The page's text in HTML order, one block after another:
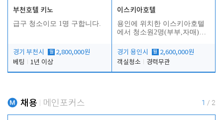
부천호텔 키노
급구 청소이모 1명 구합니다.
경기 부천시 월 2,800,000원
베팅
1년 이상
이스키아호텔
용인에 위치한 이스키아호텔
에서 청소원2명(부부,자매)을
경기 용인시
월 2,600,000원
객실청소
경력무관
채용 메인포커스 1 / 2